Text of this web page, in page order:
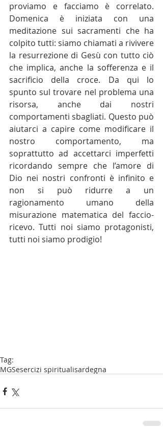
proviamo e facciamo è correlato.
Domenica è iniziata con una
meditazione sui sacramenti che ha
colpito tutti: siamo chiamati a rivivere
la resurrezione di Gesù con tutto ciò
che implica, anche la sofferenza e il
sacrificio della croce. Da qui lo
spunto sul trovare nel problema una
risorsa, anche dai nostri
comportamenti sbagliati. Questo può
aiutarci a capire come modificare il
nostro comportamento, ma
soprattutto ad accettarci imperfetti
ricordando sempre che l’amore di
Dio nei nostri confronti è infinito e
non si può ridurre a un
ragionamento umano della
misurazione matematica del faccio-
ricevo. Tutti noi siamo protagonisti,
tutti noi siamo prodigio!
Tag:
MGSesercizi spiritualisardegna